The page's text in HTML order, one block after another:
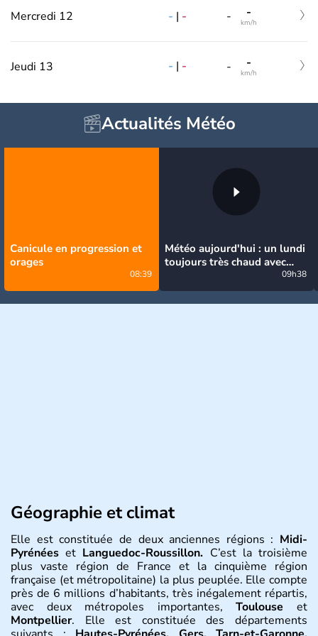
Mercredi 12 - | - - -
km/h
Jeudi 13 - | - - -
km/h
Actualités Météo
Canicule en progression et
orages
08:39
Météo aujourd'hui : un lundi
toujours très chaud avec
09h38
Géographie et climat
Elle est constituée de deux anciennes régions : Midi-
Pyrénées et Languedoc-Roussillon. C’est la troisième
plus vaste région de France et la cinquième région
française (et métropolitaine) la plus peuplée. Elle compte
près de 6 millions d’habitants, très inégalement répartis,
avec deux métropoles importantes,Toulouse et
Montpellier. Elle est constituée des départements